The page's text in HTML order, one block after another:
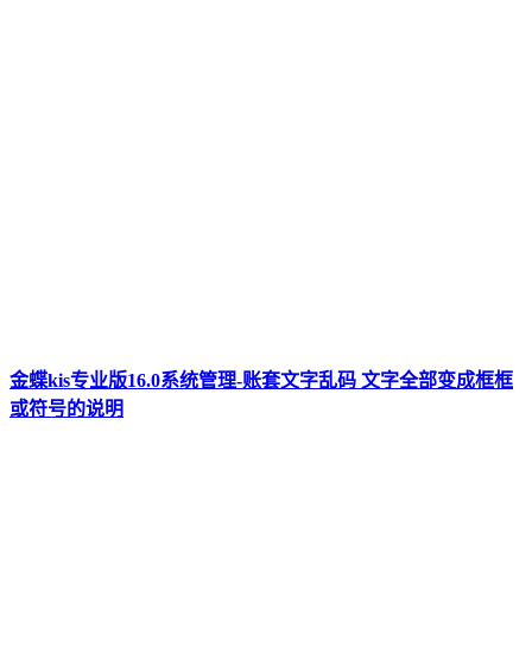
金蝶kis专业版16.0系统管理-账套文字乱码 文字全部变成框框
或符号的说明